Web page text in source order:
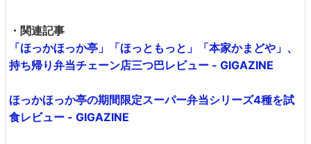
・関連記事
「ほっかほっか亭」「ほっともっと」「本家かまどや」、
持ち帰り弁当チェーン店三つ巴レビュー - GIGAZINE
ほっかほっか亭の期間限定スーパー弁当シリーズ4種を試
食レビュー - GIGAZINE